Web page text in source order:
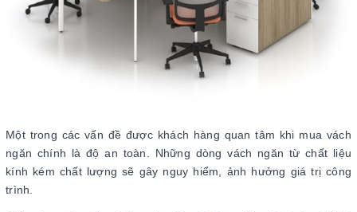
Một trong các vấn đề được khách hàng quan tâm khi mua vách
ngăn chính là độ an toàn. Những dòng vách ngăn từ chất liệu
kính kém chất lượng sẽ gây nguy hiểm, ảnh hưởng giá trị công
trình.